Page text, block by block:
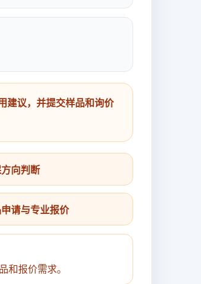
建议，并提交样品和询价
向判断
与专业报价
和报价需求。